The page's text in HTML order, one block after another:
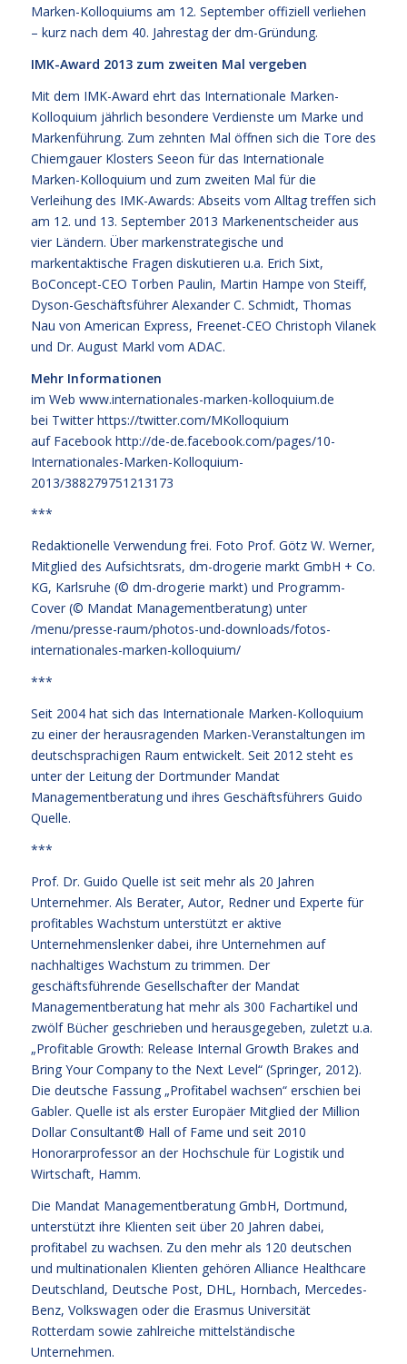
Marken-Kolloquiums am 12. September offiziell verliehen
– kurz nach dem 40. Jahrestag der dm-Gründung.
IMK-Award 2013 zum zweiten Mal vergeben
Mit dem IMK-Award ehrt das Internationale Marken-
Kolloquium jährlich besondere Verdienste um Marke und
Markenführung. Zum zehnten Mal öffnen sich die Tore des
Chiemgauer Klosters Seeon für das Internationale
Marken-Kolloquium und zum zweiten Mal für die
Verleihung des IMK-Awards: Abseits vom Alltag treffen sich
am 12. und 13. September 2013 Markenentscheider aus
vier Ländern. Über markenstrategische und
markentaktische Fragen diskutieren u.a. Erich Sixt,
BoConcept-CEO Torben Paulin, Martin Hampe von Steiff,
Dyson-Geschäftsführer Alexander C. Schmidt, Thomas
Nau von American Express, Freenet-CEO Christoph Vilanek
und Dr. August Markl vom ADAC.
Mehr Informationen
im Web www.internationales-marken-kolloquium.de
bei Twitter https://twitter.com/MKolloquium
auf Facebook http://de-de.facebook.com/pages/10-
Internationales-Marken-Kolloquium-
2013/388279751213173
***
Redaktionelle Verwendung frei. Foto Prof. Götz W. Werner,
Mitglied des Aufsichtsrats, dm-drogerie markt GmbH + Co.
KG, Karlsruhe (© dm-drogerie markt) und Programm-
Cover (© Mandat Managementberatung) unter
/menu/presse-raum/photos-und-downloads/fotos-
internationales-marken-kolloquium/
***
Seit 2004 hat sich das Internationale Marken-Kolloquium
zu einer der herausragenden Marken-Veranstaltungen im
deutschsprachigen Raum entwickelt. Seit 2012 steht es
unter der Leitung der Dortmunder Mandat
Managementberatung und ihres Geschäftsführers Guido
Quelle.
***
Prof. Dr. Guido Quelle ist seit mehr als 20 Jahren
Unternehmer. Als Berater, Autor, Redner und Experte für
profitables Wachstum unterstützt er aktive
Unternehmenslenker dabei, ihre Unternehmen auf
nachhaltiges Wachstum zu trimmen. Der
geschäftsführende Gesellschafter der Mandat
Managementberatung hat mehr als 300 Fachartikel und
zwölf Bücher geschrieben und herausgegeben, zuletzt u.a.
„Profitable Growth: Release Internal Growth Brakes and
Bring Your Company to the Next Level“ (Springer, 2012).
Die deutsche Fassung „Profitabel wachsen“ erschien bei
Gabler. Quelle ist als erster Europäer Mitglied der Million
Dollar Consultant® Hall of Fame und seit 2010
Honorarprofessor an der Hochschule für Logistik und
Wirtschaft, Hamm.
Die Mandat Managementberatung GmbH, Dortmund,
unterstützt ihre Klienten seit über 20 Jahren dabei,
profitabel zu wachsen. Zu den mehr als 120 deutschen
und multinationalen Klienten gehören Alliance Healthcare
Deutschland, Deutsche Post, DHL, Hornbach, Mercedes-
Benz, Volkswagen oder die Erasmus Universität
Rotterdam sowie zahlreiche mittelständische
Unternehmen.